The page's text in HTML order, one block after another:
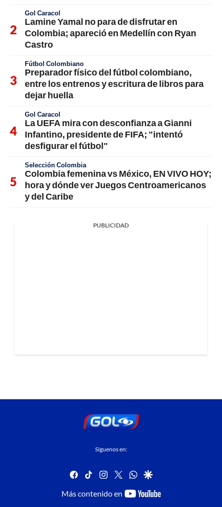
Gol Caracol
Lamine Yamal no para de disfrutar en
Colombia; apareció en Medellín con Ryan
Castro
Fútbol Colombiano
Preparador físico del fútbol colombiano,
entre los entrenos y escritura de libros para
dejar huella
Gol Caracol
La UEFA mira con desconfianza a Gianni
Infantino, presidente de FIFA; "intentó
desfigurar el fútbol"
Selección Colombia
Colombia femenina vs México, EN VIVO HOY;
hora y dónde ver Juegos Centroamericanos
y del Caribe
PUBLICIDAD
Síguenos en:
facebook
tiktok instagram
twitterwhatsapp
google
Más contenido en
youtube-